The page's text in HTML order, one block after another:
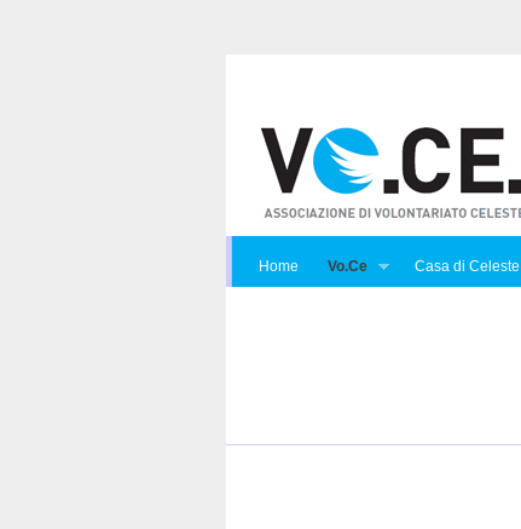
Home Vo.Ce Casa di Celeste